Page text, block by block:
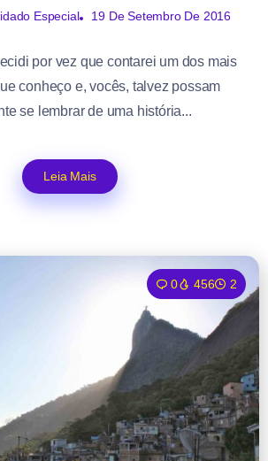
Especial 19 De Setembro De 2016
por vez que contarei um dos mais
conheço e, vocês, talvez possam
se lembrar de uma história...
Leia Mais
0 456 2